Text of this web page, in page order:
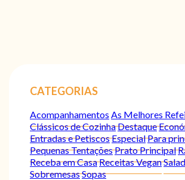
CATEGORIAS
Acompanhamentos As Melhores
Clássicos de CozinhaDestaque
Entradas e PetiscosEspecialPara
Pequenas TentaçõesPrato Principal
Receba em CasaReceitas Vegan
SobremesasSopas